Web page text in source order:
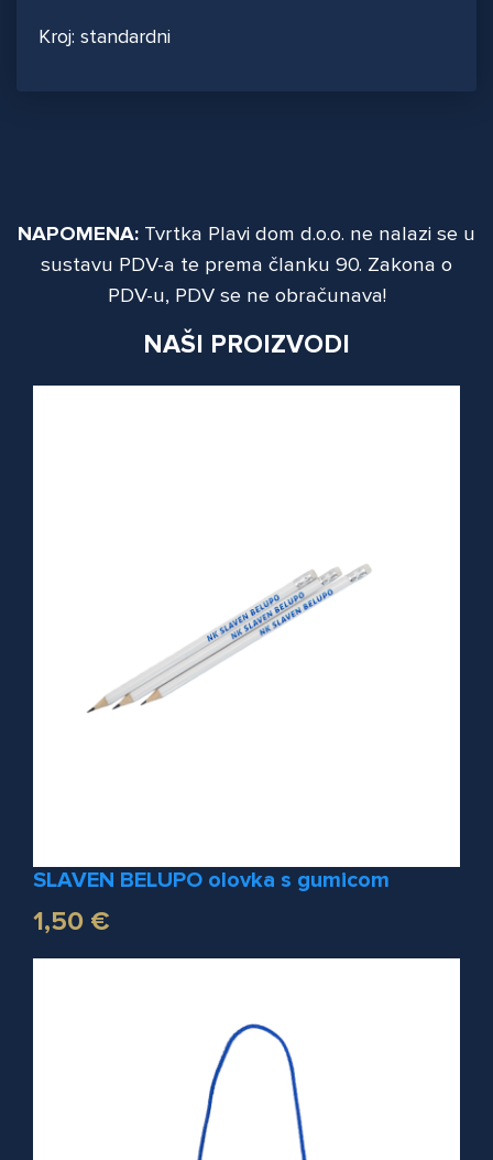
Kroj: standardni
NAPOMENA: Tvrtka Plavi dom d.o.o. ne nalazi se u
sustavu PDV-a te prema članku 90. Zakona o
PDV-u, PDV se ne obračunava!
NAŠI PROIZVODI
SLAVEN BELUPO olovka s gumicom
1,50 €